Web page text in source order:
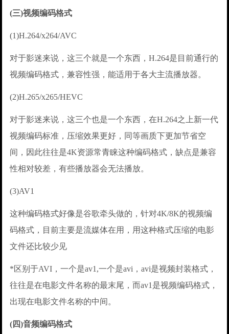
(三)视频编码格式
(1)H.264/x264/AVC
对于影迷来说，这三个就是一个东西，H.264是目前通行的
视频编码格式，兼容性强，能适用于各大主流播放器。
(2)H.265/x265/HEVC
对于影迷来说，这三个也是一个东西，在H.264之上新一代
视频编码标准，压缩效果更好，同等画质下更加节省空
间，因此往往是4K资源常青睐这种编码格式，缺点是兼容
性相对较差，有些播放器会无法播放。
(3)AV1
这种编码格式好像是谷歌牵头做的，针对4K/8K的视频编
码格式，目前主要是流媒体在用，用这种格式压缩的电影
文件还比较少见
*区别于AVI，一个是av1,一个是avi，avi是视频封装格式，
往往是在电影文件名称的最末尾，而av1是视频编码格式，
出现在电影文件名称的中间。
(四)音频编码格式